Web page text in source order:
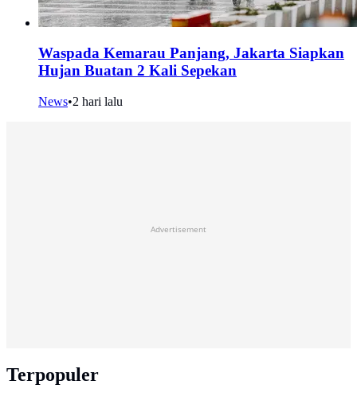
Waspada Kemarau Panjang, Jakarta Siapkan
Hujan Buatan 2 Kali Sepekan
News•2 hari lalu
Advertisement
Terpopuler